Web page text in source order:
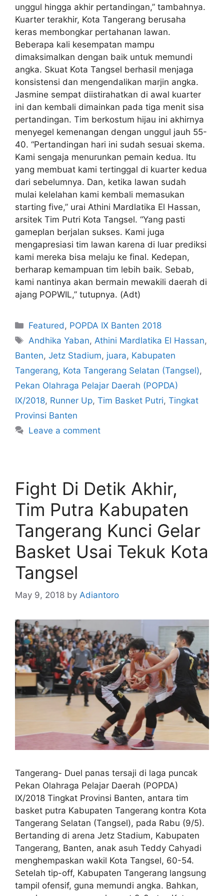
unggul hingga akhir pertandingan,” tambahnya.
Kuarter terakhir, Kota Tangerang berusaha
keras membongkar pertahanan lawan.
Beberapa kali kesempatan mampu
dimaksimalkan dengan baik untuk memundi
angka. Skuat Kota Tangsel berhasil menjaga
konsistensi dan mengendalikan marjin angka.
Jasmine sempat diistirahatkan di awal kuarter
ini dan kembali dimainkan pada tiga menit sisa
pertandingan. Tim berkostum hijau ini akhirnya
menyegel kemenangan dengan unggul jauh 55-
40. “Pertandingan hari ini sudah sesuai skema.
Kami sengaja menurunkan pemain kedua. Itu
yang membuat kami tertinggal di kuarter kedua
dari sebelumnya. Dan, ketika lawan sudah
mulai kelelahan kami kembali memasukan
starting five,” urai Athini Mardlatika El Hassan,
arsitek Tim Putri Kota Tangsel. “Yang pasti
gameplan berjalan sukses. Kami juga
mengapresiasi tim lawan karena di luar prediksi
kami mereka bisa melaju ke final. Kedepan,
berharap kemampuan tim lebih baik. Sebab,
kami nantinya akan bermain mewakili daerah di
ajang POPWIL,” tutupnya. (Adt)
Featured, POPDA IX Banten 2018
Andhika Yaban,Athini Mardlatika El Hassan,
Banten, Jetz Stadium, juara, Kabupaten
Tangerang, Kota Tangerang Selatan (Tangsel),
Pekan Olahraga Pelajar Daerah (POPDA)
IX/2018, Runner Up, Tim Basket Putri, Tingkat
Provinsi Banten
Leave a comment
Fight Di Detik Akhir,
Tim Putra Kabupaten
Tangerang Kunci Gelar
Basket Usai Tekuk Kota
Tangsel
May 9, 2018 by Adiantoro
Tangerang- Duel panas tersaji di laga puncak
Pekan Olahraga Pelajar Daerah (POPDA)
IX/2018 Tingkat Provinsi Banten, antara tim
basket putra Kabupaten Tangerang kontra Kota
Tangerang Selatan (Tangsel), pada Rabu (9/5).
Bertanding di arena Jetz Stadium, Kabupaten
Tangerang, Banten, anak asuh Teddy Cahyadi
menghempaskan wakil Kota Tangsel, 60-54.
Setelah tip-off, Kabupaten Tangerang langsung
tampil ofensif, guna memundi angka. Bahkan,